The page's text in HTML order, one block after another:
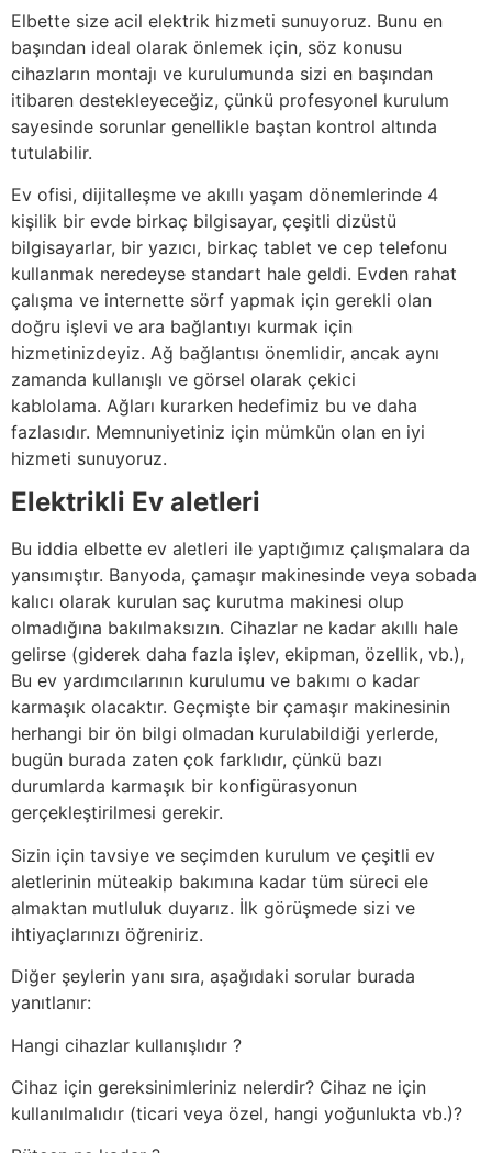
Elbette size acil elektrik hizmeti sunuyoruz. Bunu en
başından ideal olarak önlemek için, söz konusu
cihazların montajı ve kurulumunda sizi en başından
itibaren destekleyeceğiz, çünkü profesyonel kurulum
sayesinde sorunlar genellikle baştan kontrol altında
tutulabilir.
Ev ofisi, dijitalleşme ve akıllı yaşam dönemlerinde 4
kişilik bir evde birkaç bilgisayar, çeşitli dizüstü
bilgisayarlar, bir yazıcı, birkaç tablet ve cep telefonu
kullanmak neredeyse standart hale geldi. Evden rahat
çalışma ve internette sörf yapmak için gerekli olan
doğru işlevi ve ara bağlantıyı kurmak için
hizmetinizdeyiz. Ağ bağlantısı önemlidir, ancak aynı
zamanda kullanışlı ve görsel olarak çekici
kablolama. Ağları kurarken hedefimiz bu ve daha
fazlasıdır. Memnuniyetiniz için mümkün olan en iyi
hizmeti sunuyoruz.
Elektrikli Ev aletleri
Bu iddia elbette ev aletleri ile yaptığımız çalışmalara da
yansımıştır. Banyoda, çamaşır makinesinde veya sobada
kalıcı olarak kurulan saç kurutma makinesi olup
olmadığına bakılmaksızın. Cihazlar ne kadar akıllı hale
gelirse (giderek daha fazla işlev, ekipman, özellik, vb.),
Bu ev yardımcılarının kurulumu ve bakımı o kadar
karmaşık olacaktır. Geçmişte bir çamaşır makinesinin
herhangi bir ön bilgi olmadan kurulabildiği yerlerde,
bugün burada zaten çok farklıdır, çünkü bazı
durumlarda karmaşık bir konfigürasyonun
gerçekleştirilmesi gerekir.
Sizin için tavsiye ve seçimden kurulum ve çeşitli ev
aletlerinin müteakip bakımına kadar tüm süreci ele
almaktan mutluluk duyarız. İlk görüşmede sizi ve
ihtiyaçlarınızı öğreniriz.
Diğer şeylerin yanı sıra, aşağıdaki sorular burada
yanıtlanır:
Hangi cihazlar kullanışlıdır ?
Cihaz için gereksinimleriniz nelerdir? Cihaz ne için
kullanılmalıdır (ticari veya özel, hangi yoğunlukta vb.)?